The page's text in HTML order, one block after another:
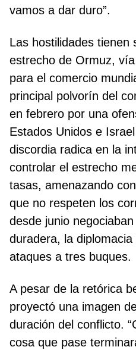
vamos a dar duro”.
Las hostilidades tienen
estrecho de Ormuz,
para el comercio
principal polvorín del
en febrero por una
Estados Unidos e
discordia radica en la
controlar el estrecho
tasas, amenazando
que no respeten los
desde junio
duradera, la
ataques a tres buques.
A pesar de la retórica
proyectó una imagen
duración del conflicto.
cosa que pase